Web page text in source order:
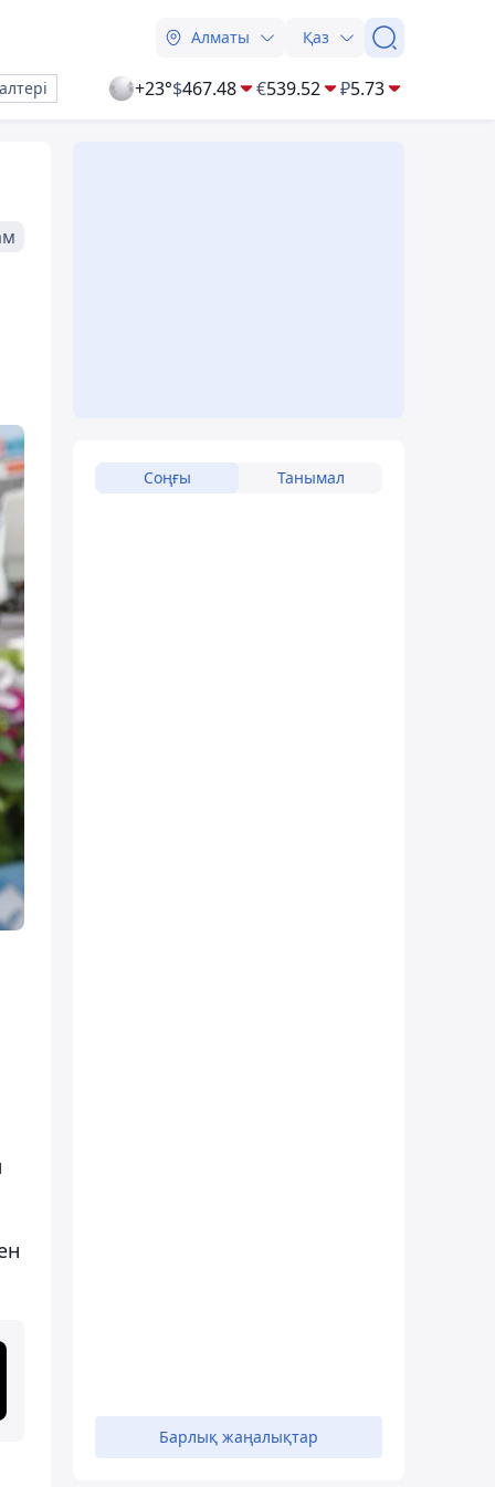
Алматы Қаз
+23°$467.48 €539.52 ₽5.73
Соңғы Танымал
Барлық жаңалықтар